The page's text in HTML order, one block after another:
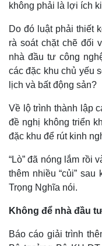
không phải là lợi ích
Do đó luật phải thiết
rà soát chặt chẽ đối
nhà đầu tư công
các đặc khu chủ yếu
lịch và bất động sản?
Về lộ trình thành lập
đề nghị không triển
đặc khu để rút kinh
“Lò” đã nóng lắm rồi
thêm nhiều “củi”
Trọng Nghĩa nói.
Không để nhà đầu
Báo cáo giải trình